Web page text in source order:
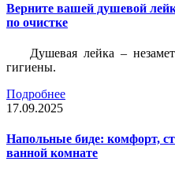
Верните вашей душевой
по очистке
Душевая лейка –
гигиены.
Подробнее
17.09.2025
Напольные биде: комфорт,
ванной комнате